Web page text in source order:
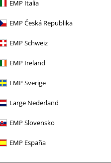
EMP Italia
EMP Česká Republika
EMP Schweiz
EMP Ireland
EMP Sverige
Large Nederland
EMP Slovensko
EMP España